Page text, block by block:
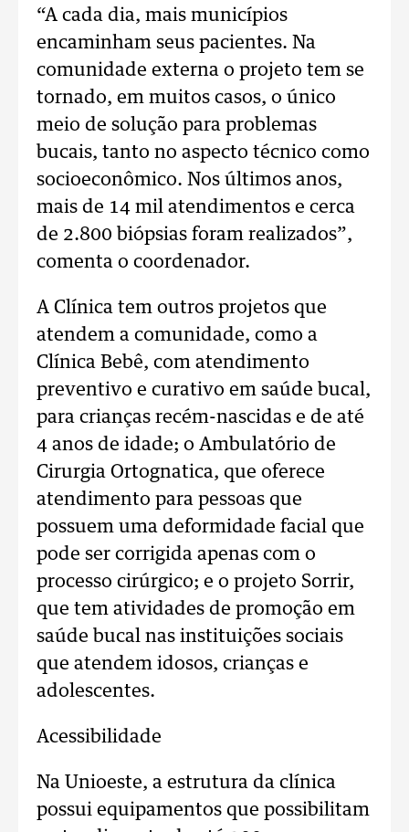
“A cada dia, mais municípios
encaminham seus pacientes. Na
comunidade externa o projeto tem se
tornado, em muitos casos, o único
meio de solução para problemas
bucais, tanto no aspecto técnico como
socioeconômico. Nos últimos anos,
mais de 14 mil atendimentos e cerca
de 2.800 biópsias foram realizados”,
comenta o coordenador.
A Clínica tem outros projetos que
atendem a comunidade, como a
Clínica Bebê, com atendimento
preventivo e curativo em saúde bucal,
para crianças recém-nascidas e de até
4 anos de idade; o Ambulatório de
Cirurgia Ortognatica, que oferece
atendimento para pessoas que
possuem uma deformidade facial que
pode ser corrigida apenas com o
processo cirúrgico; e o projeto Sorrir,
que tem atividades de promoção em
saúde bucal nas instituições sociais
que atendem idosos, crianças e
adolescentes.
Acessibilidade
Na Unioeste, a estrutura da clínica
possui equipamentos que possibilitam